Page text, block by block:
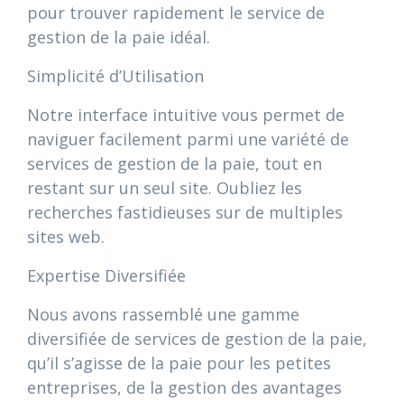
pour trouver rapidement le service de
gestion de la paie idéal.
Simplicité d’Utilisation
Notre interface intuitive vous permet de
naviguer facilement parmi une variété de
services de gestion de la paie, tout en
restant sur un seul site. Oubliez les
recherches fastidieuses sur de multiples
sites web.
Expertise Diversifiée
Nous avons rassemblé une gamme
diversifiée de services de gestion de la paie,
qu’il s’agisse de la paie pour les petites
entreprises, de la gestion des avantages